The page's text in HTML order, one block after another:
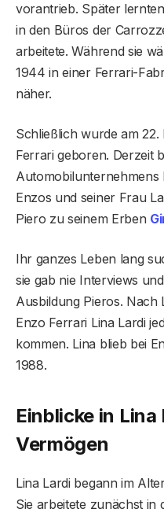
vorantrieb. Später
in den Büros der
arbeitete. Während sie
1944 in einer Ferrari-
näher.
Schließlich wurde am
Ferrari geboren. Derzeit
Automobilunternehmens
Enzos und seiner Frau
Piero zu seinem Erben
Ihr ganzes Leben lang
sie gab nie Interviews
Ausbildung Pieros. Nach
Enzo Ferrari Lina Lardi
kommen. Lina blieb bei
1988.
Einblicke in
Vermögen
Lina Lardi begann im
Sie arbeitete zunächst in